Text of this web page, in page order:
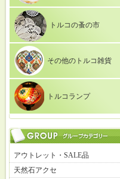
トルコの蚤の市
その他のトルコ雑貨
トルコランプ
アウトレット・SALE品
天然石アクセ